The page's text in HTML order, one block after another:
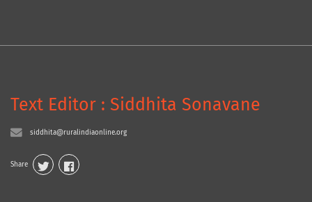
Text Editor : Siddhita Sonavane
siddhita@ruralindiaonline.org
Share